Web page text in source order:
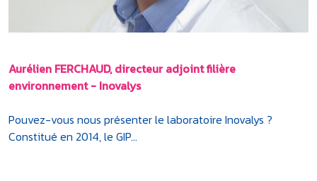
Aurélien FERCHAUD, directeur adjoint filière
environnement - Inovalys
Pouvez-vous nous présenter le laboratoire Inovalys ?
Constitué en 2014, le GIP...